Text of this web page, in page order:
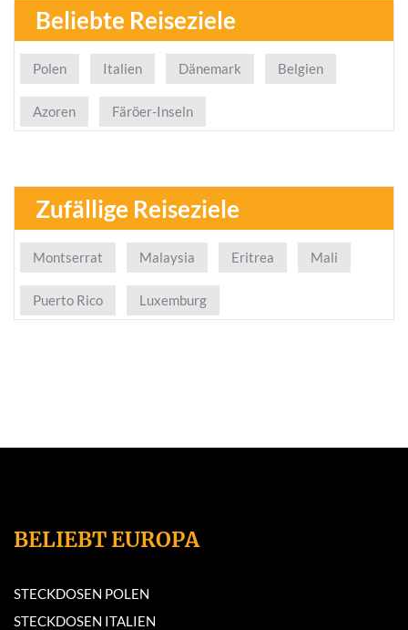
Beliebte Reiseziele
Polen Italien Dänemark Belgien
Azoren Färöer-Inseln
Zufällige Reiseziele
Montserrat Malaysia Eritrea Mali
Puerto Rico Luxemburg
BELIEBT EUROPA
STECKDOSEN POLEN
STECKDOSEN ITALIEN